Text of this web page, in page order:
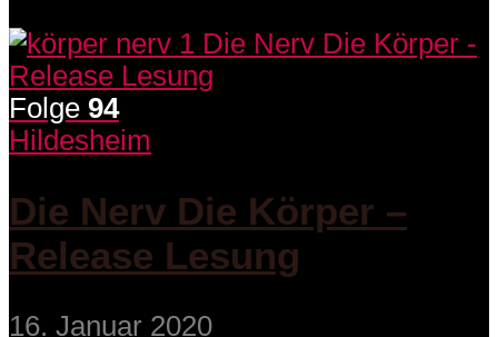
Folge 94
Hildesheim
Die Nerv Die Körper –
Release Lesung
16. Januar 2020